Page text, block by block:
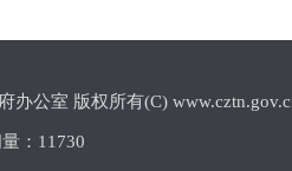
办公室 版权所有(C)
： 11730